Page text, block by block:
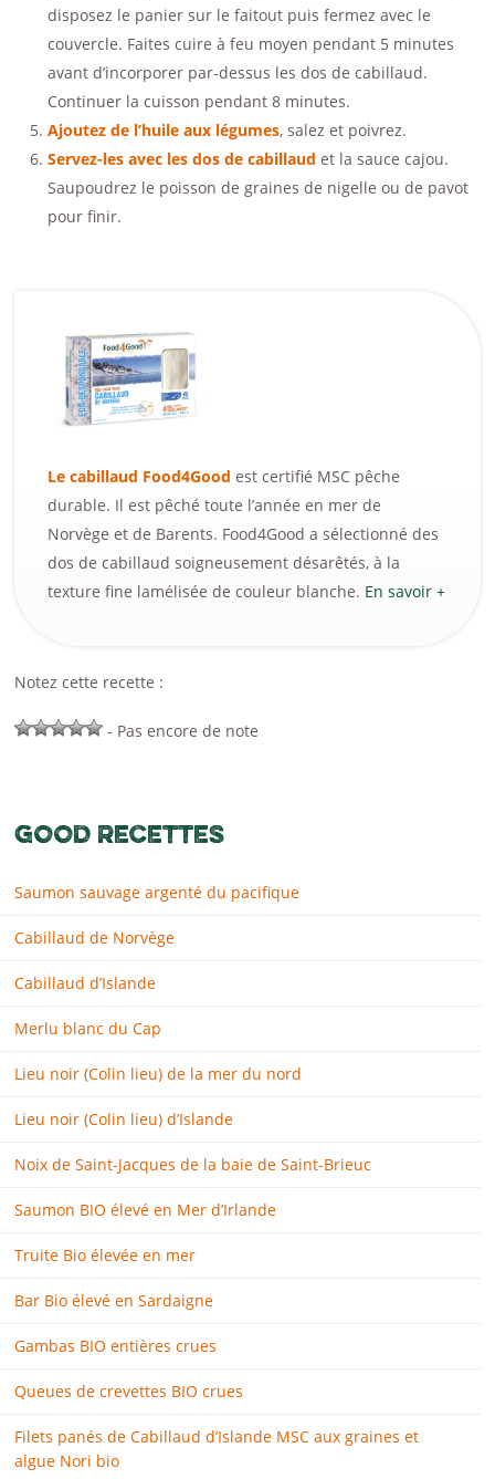
disposez le panier sur le faitout puis fermez avec le
couvercle. Faites cuire à feu moyen pendant 5 minutes
avant d’incorporer par-dessus les dos de cabillaud.
Continuer la cuisson pendant 8 minutes.
Ajoutez de l’huile aux légumes, salez et poivrez.
Servez-les avec les dos de cabillaud et la sauce cajou.
Saupoudrez le poisson de graines de nigelle ou de pavot
pour finir.
Le cabillaud Food4Good est certifié MSC pêche
durable. Il est pêché toute l’année en mer de
Norvège et de Barents. Food4Good a sélectionné des
dos de cabillaud soigneusement désarêtés, à la
texture fine lamélisée de couleur blanche. En savoir +
Notez cette recette :
- Pas encore de note
GOOD RECETTES
Saumon sauvage argenté du pacifique
Cabillaud de Norvège
Cabillaud d’Islande
Merlu blanc du Cap
Lieu noir (Colin lieu) de la mer du nord
Lieu noir (Colin lieu) d’Islande
Noix de Saint-Jacques de la baie de Saint-Brieuc
Saumon BIO élevé en Mer d’Irlande
Truite Bio élevée en mer
Bar Bio élevé en Sardaigne
Gambas BIO entières crues
Queues de crevettes BIO crues
Filets panés de Cabillaud d’Islande MSC aux graines et
algue Nori bio